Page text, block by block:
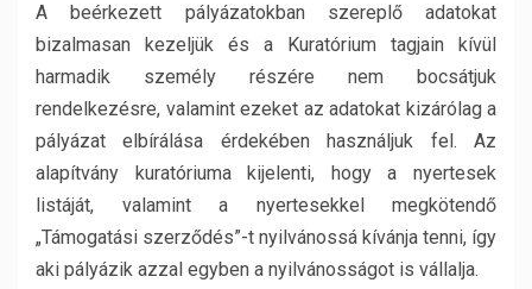
A beérkezett pályázatokban szereplő adatokat
bizalmasan kezeljük és a Kuratórium tagjain kívül
harmadik személy részére nem bocsátjuk
rendelkezésre, valamint ezeket az adatokat kizárólag a
pályázat elbírálása érdekében használjuk fel. Az
alapítvány kuratóriuma kijelenti, hogy a nyertesek
listáját, valamint a nyertesekkel megkötendő
„Támogatási szerződés”-t nyilvánossá kívánja tenni, így
aki pályázik azzal egyben a nyilvánosságot is vállalja.